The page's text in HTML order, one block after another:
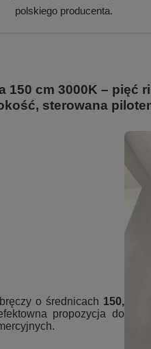
polskiego producenta.
cm 3000K – pięć
sterowana
o średnicach 150,
propozycja do